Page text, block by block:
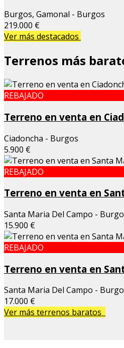
Burgos, Gamonal - Burgos
219.000 €
Ver más destacados
Terrenos más
REBAJADO
Terreno en venta en
Ciadoncha - Burgos
5.900 €
REBAJADO
Terreno en venta en
Santa Maria Del Campo -
15.900 €
REBAJADO
Terreno en venta en
Santa Maria Del Campo -
17.000 €
Ver más terrenos baratos